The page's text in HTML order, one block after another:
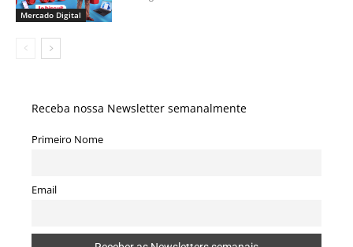
Mercado Digital
Receba nossa Newsletter semanalmente
Primeiro Nome
Email